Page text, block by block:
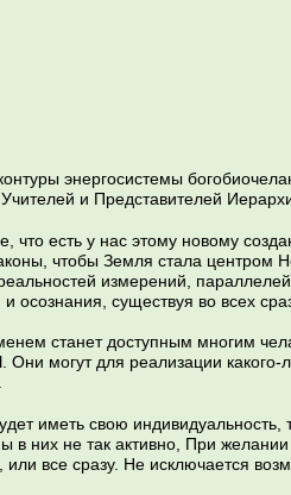
энергосистемы
и Представителей
что есть у нас этому новому
чтобы Земля стала центром
измерений,
осознания, существуя во всех
станет доступным многим
могут для реализации какого-
иметь свою индивидуальность,
в них не так активно, При
все сразу. Не исключается